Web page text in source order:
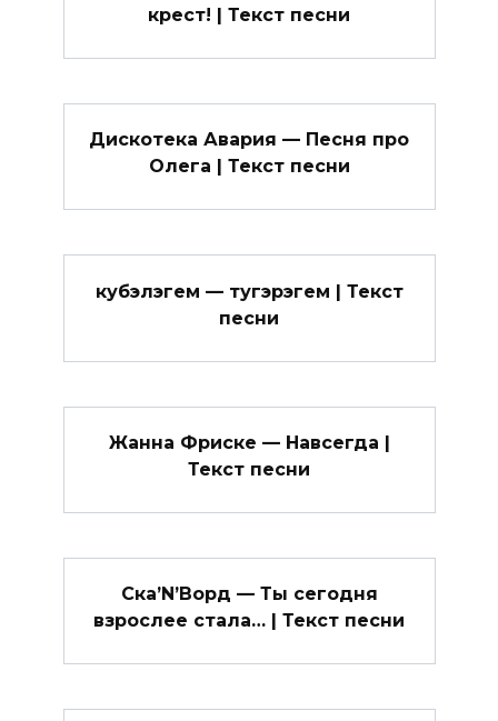
крест! | Текст песни
Дискотека Авария — Песня про
Олега | Текст песни
кубэлэгем — тугэрэгем | Текст
песни
Жанна Фриске — Навсегда |
Текст песни
Ска’N’Ворд — Ты сегодня
взрослее стала… | Текст песни